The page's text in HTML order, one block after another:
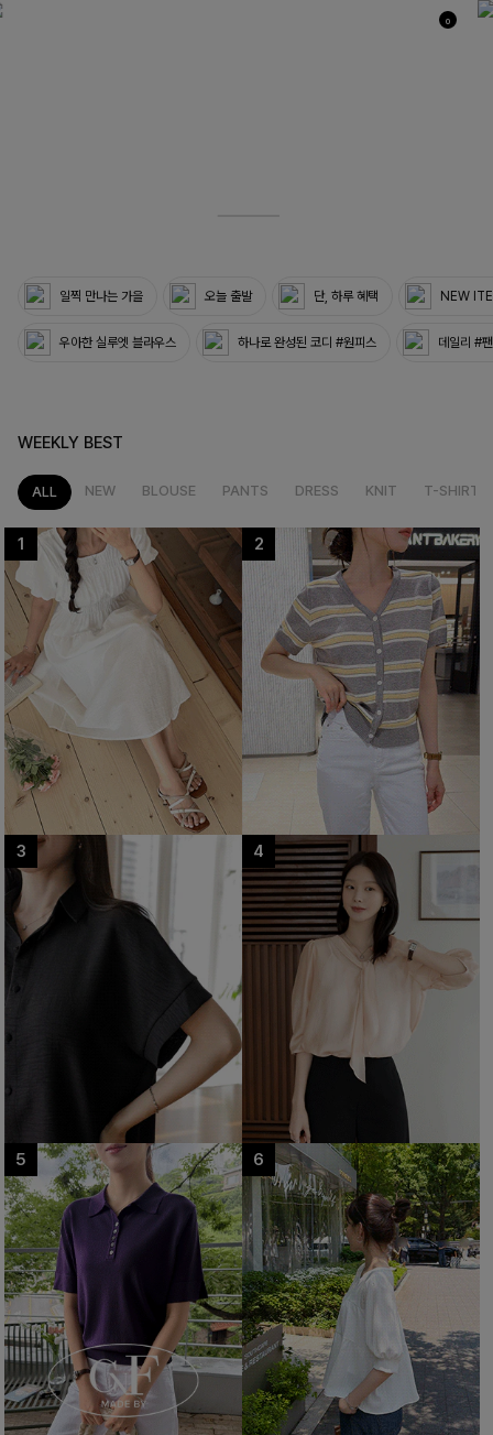
0
일찍 만나는 가을 오늘 출발 단, 하루 혜택 NEW
우아한 실루엣 블라우스 하나로 완성된 코디 #원피스 데일리 #
WEEKLY BEST
ALL NEW BLOUSE PANTS DRESS KNIT T-SHIRT